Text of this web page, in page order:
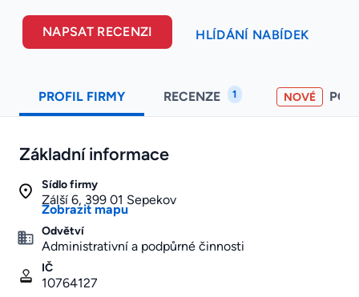
NAPSAT RECENZI HLÍDÁNÍ NABÍDEK
PROFIL FIRMY RECENZE 1 NOVÉ
Základní informace
Sídlo firmy
Zálší 6, 399 01 Sepekov
Zobrazit mapu
Odvětví
Administrativní a podpůrné činnosti
IČ
10764127